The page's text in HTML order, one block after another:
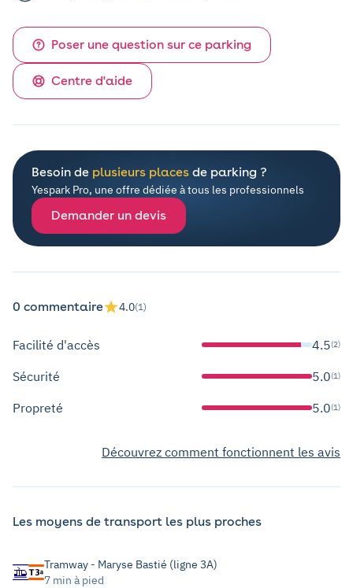
Poser une question sur ce parking
Centre d'aide
Besoin de plusieurs places de parking ?
Yespark Pro, une offre dédiée à tous les professionnels
Demander un devis
0 commentaire 4.0(1)
Facilité d'accès 4.5(2)
Sécurité 5.0(1)
Propreté 5.0(1)
Découvrez comment fonctionnent les avis
Les moyens de transport les plus proches
Tramway - Maryse Bastié (ligne 3A)
7 min à pied